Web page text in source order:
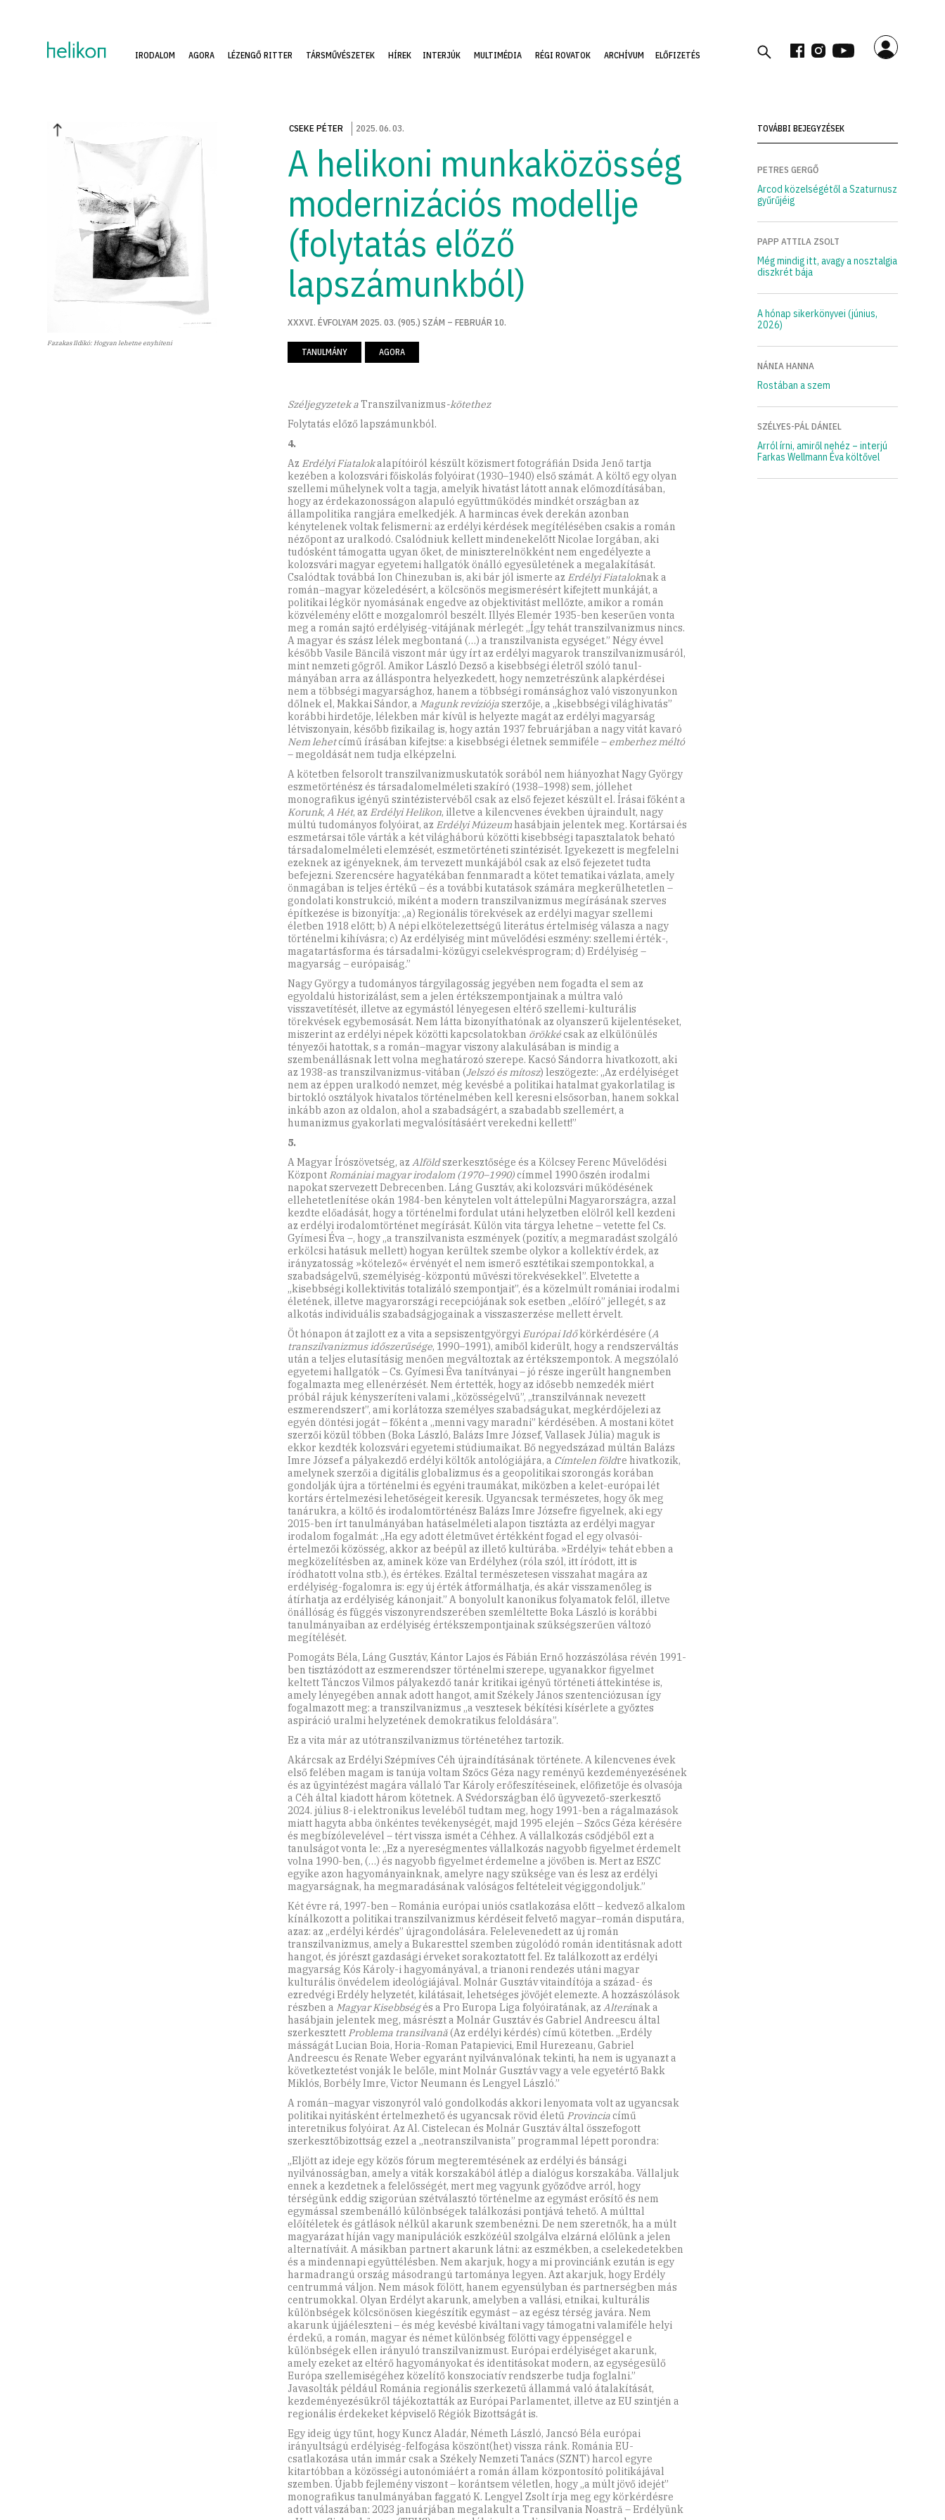
IRODALOM AGORA LÉZENGŐ RITTER TÁRSMŰVÉSZETEK HÍREK INTERJÚK MULTIMÉDIA RÉGI ROVATOK ARCHÍVUM ELŐFIZETÉS
Fazakas Ildikó: Hogyan lehetne enyhíteni
CSEKE PÉTER 2025.06.03.
A helikoni munkaközösség
modernizációs modellje
(folytatás előző
lapszámunkból)
XXXVI. ÉVFOLYAM 2025. 03. (905.) SZÁM – FEBRUÁR 10.
TANULMÁNY AGORA
Széljegyzetek aTranszilvanizmus-kötethez
Folytatás előző lapszámunkból.
4.
Az Erdélyi Fiatalokalapítóiról készült közismert fotográfián Dsida Jenő tartja
kezében a kolozsvári főiskolás folyóirat (1930–1940) első számát. A költő egy olyan
szellemi műhelynek volt a tagja, amelyik hivatást látott annak előmozdításában,
hogy az érdekazonosságon alapuló együttműködés mindkét országban az
állampolitika rangjára emelkedjék. A harmincas évek derekán azonban
kénytelenek voltak felismerni: az erdélyi kérdések megítélésében csakis a román
nézőpont az uralkodó. Csalód­niuk kellett mindenekelőtt Nicolae Iorgában, aki
tudósként támogatta ugyan őket, de miniszterelnökként nem engedélyezte a
kolozsvári magyar egyetemi hallgatók önálló egyesületének a megalakítását.
Csalódtak továbbá Ion Chinezuban is, aki bár jól ismerte az Erdélyi Fiataloknak a
román–magyar közeledésért, a kölcsö­nös megismerésért kifejtett munkáját, a
politikai légkör nyomásának engedve az objektivitást mellőzte, amikor a román
közvélemény előtt e mozgalomról beszélt. Illyés Elemér 1935-ben keserűen von­ta
meg a román sajtó erdélyiség-vitájának mérlegét: „Így tehát transzilvanizmus nincs.
A magyar és szász lélek megbontaná (…) a transzilvanista egységet.” Négy évvel
később Vasile Băncilă viszont már úgy írt az erdélyi magyarok transzilvanizmusáról,
mint nem­zeti gőgről. Amikor László Dezső a kisebbségi életről szóló tanul­
mányában arra az álláspontra helyezkedett, hogy nemzetrészünk alapkérdései
nem a többségi magyarsághoz, hanem a többségi románsághoz való viszonyunkon
dől­nek el, Makkai Sándor, a Magunk revíziójaszerzője, a „kisebbségi világhivatás”
korábbi hirdetője, lélekben már kívül is helyezte magát az erdélyi magyarság
létviszonyain, később fizikailag is, hogy aztán 1937 februárjában a nagy vitát kavaró
Nem lehetcímű írásában kifejtse: a kisebbségi életnek semmiféle – emberhez mél­tó
– megoldását nem tudja elképzelni.
A kötetben felsorolt transzilvanizmuskutatók sorából nem hiányozhat Nagy György
eszmetörténész és társadalomelméleti szakíró (1938–1998) sem, jóllehet
monografikus igényű szintézistervéből csak az első fejezet készült el. Írásai főként a
Korunk, A Hét, az Erdélyi Helikon, illetve a kilencvenes években újraindult, nagy
múltú tudományos folyóirat, az Erdélyi Múzeumhasábjain jelentek meg. Kortársai és
eszmetársai tőle várták a két világháború közötti kisebbségi tapasztalatok beható
társadalomelméleti elemzését, eszmetörténeti szintézisét. Igyekezett is megfelelni
ezeknek az igényeknek, ám tervezett munkájából csak az első fejezetet tudta
befejezni. Szerencsére hagyatékában fennmaradt a kötet tematikai vázlata, amely
önmagában is teljes értékű – és a további kutatások számára megkerülhetetlen –
gondolati konstrukció, miként a modern transzilvanizmus megírásának szerves
építkezése is bizonyítja: „a) Regionális törekvések az erdélyi magyar szellemi
életben 1918 előtt; b) A népi elkötelezettségű literátus értelmiség válasza a nagy
történelmi kihívásra; c) Az erdélyiség mint művelődési eszmény: szellemi érték-,
magatartásforma és társadalmi-közügyi cselekvésprogram; d) Erdélyiség –
magyarság – európaiság.”
Nagy György a tudományos tárgyilagosság jegyében nem fogadta el sem az
egyoldalú historizálást, sem a jelen értékszempontjainak a múltra való
visszavetítését, illetve az egymástól lényegesen eltérő szellemi-kulturális
törekvések egybemosását. Nem látta bizonyíthatónak az olyanszerű kijelentéseket,
miszerint az erdélyi népek közötti kapcsolatokban örökkécsak az elkülönülés
tényezői hatottak, s a román–magyar viszony alakulásában is mindig a
szembenállásnak lett volna meghatározó szerepe. Kacsó Sándorra hivatkozott, aki
az 1938-as transzilvanizmus-vitában (Jelszó és mítosz) leszögezte: „Az erdélyiséget
nem az éppen uralkodó nemzet, még kevésbé a politikai hatalmat gyakorlatilag is
birtokló osztályok hivatalos történelmében kell keresni elsősorban, hanem sokkal
inkább azon az oldalon, ahol a szabadságért, a szabadabb szellemért, a
humanizmus gyakorlati megvalósításáért verekedni kellett!”
5.
A Magyar Írószövetség, az Alföldszerkesztősége és a Kölcsey Ferenc Művelődési
Központ Romániai magyar irodalom (1970–1990)címmel 1990 őszén irodalmi
napokat szervezett Debrecenben. Láng Gusztáv, aki kolozsvári működésének
ellehetetlenítése okán 1984-ben kénytelen volt áttelepülni Magyarországra, azzal
kezdte előadását, hogy a történelmi fordulat utáni helyzetben elölről kell kezdeni
az erdélyi irodalomtörténet megírását. Külön vita tárgya lehetne – vetette fel Cs.
Gyímesi Éva –, hogy „a transzilvanista eszmények (pozitív, a megmaradást szolgáló
erkölcsi hatásuk mellett) hogyan kerültek szembe olykor a kollektív érdek, az
irányzatosság »kötelező« érvényét el nem ismerő esztétikai szempontokkal, a
szabadságelvű, személyiség-központú művészi törekvésekkel”. Elvetette a
„kisebbségi kollektivitás totalizáló szempontjait”, és a közelmúlt romániai irodalmi
életének, illetve magyarországi recepciójának sok esetben „előíró” jellegét, s az
alkotás individuális szabadságjogainak a visszaszerzése mellett érvelt.
Öt hónapon át zajlott ez a vita a sepsiszentgyörgyi Európai Időkörkérdésére (A
transzilvanizmus időszerűsége, 1990–1991), amiből kiderült, hogy a rendszerváltás
után a teljes elutasításig menően megváltoztak az értékszempontok. A megszólaló
egyetemi hallgatók – Cs. Gyímesi Éva tanítványai – jó része ingerült hangnemben
fogalmazta meg ellenérzését. Nem értették, hogy az idősebb nemzedék miért
próbál rájuk kényszeríteni valami „közösségelvű”, „transzilvánnak nevezett
eszmerendszert”, ami korlátozza személyes szabadságukat, megkérdőjelezi az
egyén döntési jogát – főként a „menni vagy maradni” kérdésében. A mostani kötet
szerzői közül többen (Boka László, Balázs Imre József, Vallasek Júlia) maguk is
ekkor kezdték kolozsvári egyetemi stúdiumaikat. Bő negyedszázad múltán Balázs
Imre József a pályakezdő erdélyi költők antológiájára, a Címtelen földre hivatkozik,
amelynek szerzői a digitális globalizmus és a geopolitikai szorongás korában
gondolják újra a történelmi és egyéni traumákat, miközben a kelet-európai lét
kortárs értelmezési lehetőségeit keresik. Ugyancsak természetes, hogy ők meg
tanárukra, a költő és irodalomtörténész Balázs Imre Józsefre figyelnek, aki egy
2015-ben írt tanulmányában hatáselméleti alapon tisztázta az erdélyi magyar
irodalom fogalmát: „Ha egy adott életművet értékként fogad el egy olvasói-
értelmezői közösség, akkor az beépül az illető kultúrába. »Erdélyi« tehát ebben a
megközelítésben az, aminek köze van Erdélyhez (róla szól, itt íródott, itt is
íródhatott volna stb.), és értékes. Ezáltal természetesen visszahat magára az
erdélyiség-fogalomra is: egy új érték átformálhatja, és akár visszamenőleg is
átírhatja az erdélyiség kánonjait.” A bonyolult kanonikus folyamatok felől, illetve
önállóság és függés viszonyrendszerében szemléltette Boka László is korábbi
tanulmányaiban az erdélyiség értékszempontjainak szükségszerűen változó
megítélését.
Pomogáts Béla, Láng Gusztáv, Kántor Lajos és Fábián Ernő hozzászólása révén 1991-
ben tisztázódott az eszmerendszer történelmi szerepe, ugyanakkor figyelmet
keltett Tánczos Vilmos pályakezdő tanár kritikai igényű történeti áttekintése is,
amely lényegében annak adott hangot, amit Székely János szentenciózusan így
fogalmazott meg: a transzilvanizmus „a vesztesek békítési kísérlete a győztes
aspiráció uralmi helyzetének demokratikus feloldására”.
Ez a vita már az utótranszilvanizmus történetéhez tartozik.
Akárcsak az Erdélyi Szépmíves Céh újraindításának története. A kilencvenes évek
első felében magam is tanúja voltam Szőcs Géza nagy reményű kezdeményezésének
és az ügyintézést magára vállaló Tar Károly erőfeszítéseinek, előfizetője és olvasója
a Céh által kiadott három kötetnek. A Svédországban élő ügyvezető-szerkesztő
2024. július 8-i elektronikus leveléből tudtam meg, hogy 1991-ben a rágalmazások
miatt hagyta abba önkéntes tevékenységét, majd 1995 elején – Szőcs Géza kérésére
és megbízólevelével – tért vissza ismét a Céhhez. A vállalkozás csődjéből ezt a
tanulságot vonta le: „Ez a nyereségmentes vállalkozás nagyobb figyelmet érdemelt
volna 1990-ben, (…) és nagyobb figyelmet érdemelne a jövőben is. Mert az ESZC
egyike azon hagyományainknak, amelyre nagy szüksége van és lesz az erdélyi
magyarságnak, ha megmaradásának valóságos feltételeit végiggondoljuk.”
Két évre rá, 1997-ben – Románia európai uniós csatlakozása előtt – kedvező alkalom
kínálkozott a politikai transzilvanizmus kérdéseit felvető magyar–román disputára,
azaz: az „erdélyi kérdés” újragondolására. Felelevenedett az új román
transzilvanizmus, amely a Bukaresttel szemben zúgolódó román identitásnak adott
hangot, és jórészt gazdasági érveket sorakoztatott fel. Ez találkozott az erdélyi
magyarság Kós Károly-i hagyományával, a trianoni rendezés utáni magyar
kulturális önvédelem ideológiájával. Molnár Gusztáv vitaindítója a század- és
ezredvégi Erdély helyzetét, kilátásait, lehetséges jövőjét elemezte. A hozzászólások
részben a Magyar Kisebbségés a Pro Europa Liga folyóiratának, az Alterának a
hasábjain jelentek meg, másrészt a Molnár Gusztáv és Gabriel Andreescu által
szerkesztett Problema transilvană(Az erdélyi kérdés) című kötetben. „Erdély
másságát Lucian Boia, Horia-Roman Patapievici, Emil Hurezeanu, Gabriel
Andreescu és Renate Weber egyaránt nyilvánvalónak tekinti, ha nem is ugyanazt a
következtetést vonják le belőle, mint Molnár Gusztáv vagy a vele egyetértő Bakk
Miklós, Borbély Imre, Victor Neumann és Lengyel László.”
A román–magyar viszonyról való gondolkodás akkori lenyomata volt az ugyancsak
politikai nyitásként értelmezhető és ugyancsak rövid életű Provinciacímű
interetnikus folyóirat. Az Al. Cistelecan és Molnár Gusztáv által összefogott
szerkesztőbizottság ezzel a „neotranszilvanista” programmal lépett porondra:
„Eljött az ideje egy közös fórum megteremtésének az erdélyi és bánsági
nyilvánosságban, amely a viták korszakából átlép a dialógus korszakába. Vállaljuk
ennek a kezdetnek a felelősségét, mert meg vagyunk győződve arról, hogy
térségünk eddig szigorúan szétválasztó történelme az egymást erősítő és nem
egymással szemben­álló különbségek találkozási pontjává tehető. A múlttal
előítéletek és gátlások nélkül akarunk szembenézni. De nem szeretnők, ha a múlt
magyarázat híján vagy manipulációk eszközéül szolgálva elzárná előlünk a jelen
alternatíváit. A másikban partnert akarunk látni: az eszmékben, a cselekedetekben
és a mindennapi együttélésben. Nem akarjuk, hogy a mi provinciánk ezután is egy
harmadrangú ország másodrangú tartománya legyen. Azt akarjuk, hogy Erdély
centrummá váljon. Nem mások fölött, hanem egyensúlyban és partnerségben más
centrumokkal. Olyan Erdélyt akarunk, amelyben a vallási, etnikai, kulturális
különbségek kölcsönösen kiegészítik egymást – az egész térség javára. Nem
akarunk újjáéleszteni – és még kevésbé kiváltani vagy támogatni valamiféle helyi
érdekű, a román, magyar és német különbség fölötti vagy éppenséggel e
különbségek ellen irányuló transzilvanizmust. Európai erdélyiséget akarunk,
amely ezeket az eltérő hagyományokat és identitásokat modern, az egységesülő
Európa szellemiségéhez közelítő konszociatív rendszerbe tudja foglalni.”
Javasolták például Románia regionális szerkezetű állammá való átalakítását,
kezdeményezésükről tájékoztatták az Európai Parlamentet, illetve az EU szintjén a
regionális érdekeket képviselő Régiók Bizottságát is.
Egy ideig úgy tűnt, hogy Kuncz Aladár, Németh László, Jancsó Béla európai
irányultságú erdélyiség-felfogása köszönt(het) vissza ránk. Románia EU-
csatlakozása után immár csak a Székely Nemzeti Tanács (SZNT) harcol egyre
kitartóbban a közösségi autonómiáért a román állam központosító politikájával
szemben. Újabb fejlemény viszont – korántsem véletlen, hogy „a múlt jövő idejét”
monografikus tanulmányában faggató K. Lengyel Zsolt írja meg egy körkérdésre
adott válaszában: 2023 januárjában megalakult a Transilvania Noastră – Erdélyünk
TOVÁBBI BEJEGYZÉSEK
PETRES GERGŐ
Arcod közelségétől a Szaturnusz
gyűrűjéig
PAPP ATTILA ZSOLT
Még mindig itt, avagy a nosztalgia
diszkrét bája
A hónap sikerkönyvei (június,
2026)
NÁNIA HANNA
Rostában a szem
SZÉLYES-PÁL DÁNIEL
Arról írni, amiről nehéz – interjú
Farkas Wellmann Éva költővel